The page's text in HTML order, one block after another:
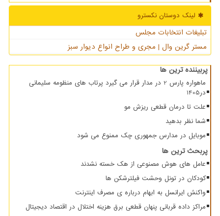
لینک دوستان نكسترو
تبلیغات انتخابات مجلس
مستر گرین وال | مجری و طراح انواع دیوار سبز
پربیننده ترین ها
ماهواره پارس 2 در مدار قرار می گیرد پرتاب های منظومه سلیمانی
در1405
علت تا درمان قطعی ریزش مو
شما نظر بدهید
موبایل در مدارس جمهوری چک ممنوع می شود
پربحث ترین ها
عامل های هوش مصنوعی از هک خسته نشدند
کودکان در تونل وحشت فیلترشکن ها
واکنش ایرانسل به ابهام درباره ی مصرف اینترنت
مراکز داده قربانی پنهان قطعی برق هزینه اختلال در اقتصاد دیجیتال